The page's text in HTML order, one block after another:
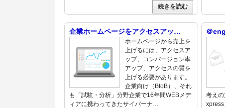
続きを読む
企業ホームページをアクセスアッ…
ホームページから売上を
上げるには、アクセスア
ップ、コンバージョン率
アップ、アクセスの質を
上げる必要があります。
企業向け（BtoB）、それ
も「試験・分析」分野企業で16年間WEBメデ
ィアに携わってきたサイバーナ…
＠
考え
xpress